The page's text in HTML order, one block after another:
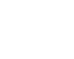
ジン / エンジョイ❕
永遠の約束～」メイ
大物俳優